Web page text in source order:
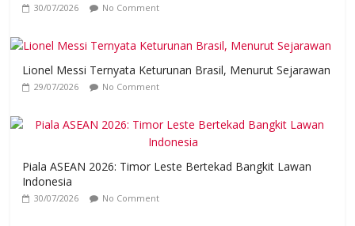
30/07/2026 No Comment
Lionel Messi Ternyata Keturunan Brasil, Menurut Sejarawan
29/07/2026 No Comment
Piala ASEAN 2026: Timor Leste Bertekad Bangkit Lawan
Indonesia
30/07/2026 No Comment